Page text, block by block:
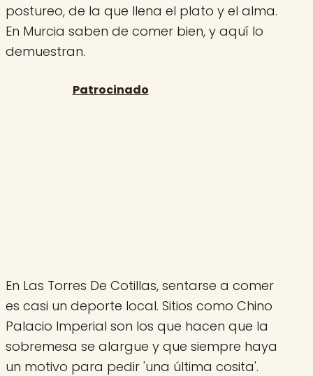
postureo, de la que llena el plato y el alma.
En Murcia saben de comer bien, y aquí lo
demuestran.
En Las Torres De Cotillas, sentarse a comer
es casi un deporte local. Sitios como Chino
Palacio Imperial son los que hacen que la
sobremesa se alargue y que siempre haya
un motivo para pedir 'una última cosita'.